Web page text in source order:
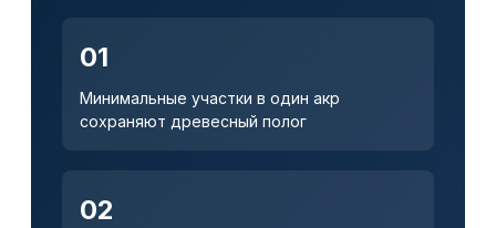
01
Минимальные участки в один акр
сохраняют древесный полог
02